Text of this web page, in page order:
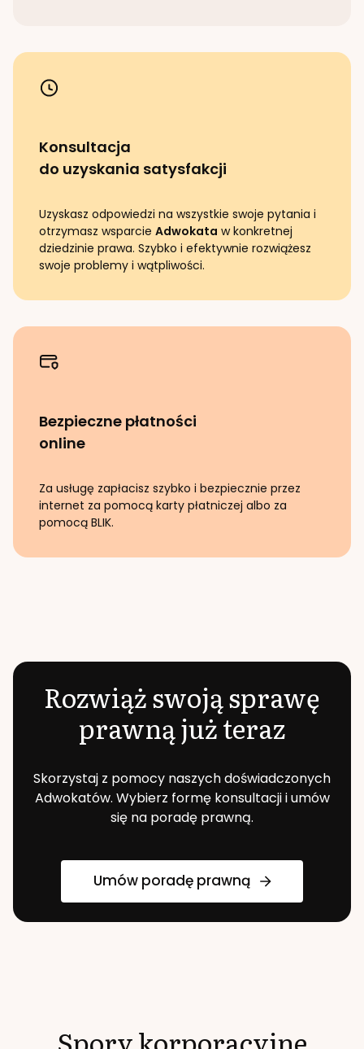
Konsultacja
do uzyskania satysfakcji
Uzyskasz odpowiedzi na wszystkie swoje pytania i
otrzymasz wsparcie Adwokata w konkretnej
dziedzinie prawa. Szybko i efektywnie rozwiążesz
swoje problemy i wątpliwości.
Bezpieczne płatności
online
Za usługę zapłacisz szybko i bezpiecznie przez
internet za pomocą karty płatniczej albo za
pomocą BLIK.
Rozwiąż swoją sprawę
prawną już teraz
Skorzystaj z pomocy naszych doświadczonych
Adwokatów. Wybierz formę konsultacji i umów
się na poradę prawną.
Umów poradę prawną